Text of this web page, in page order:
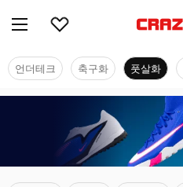
언더테크 축구화 풋살화